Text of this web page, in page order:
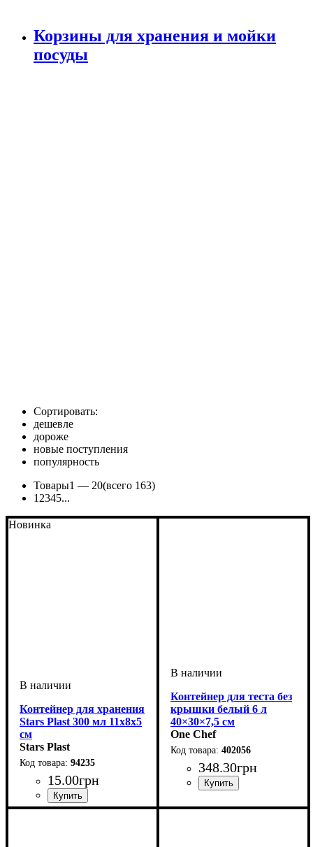
Корзины для хранения и мойки
посуды
Сортировать:
дешевле
дороже
новые поступления
популярность
Товары1 — 20(всего 163)
1 2345...
Новинка
Контейнер для хранения
Stars Plast 300 мл 11х8х5
см
Stars Plast
94235
15.00грн
Контейнер для теста без
крышки белый 6 л
40×30×7,5 см
One Chef
402056
348.30грн